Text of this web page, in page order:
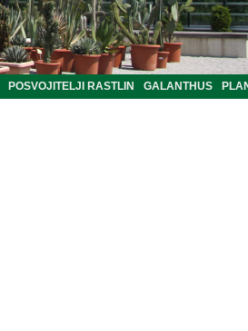
POSVOJITELJI RASTLIN GALANTHUS